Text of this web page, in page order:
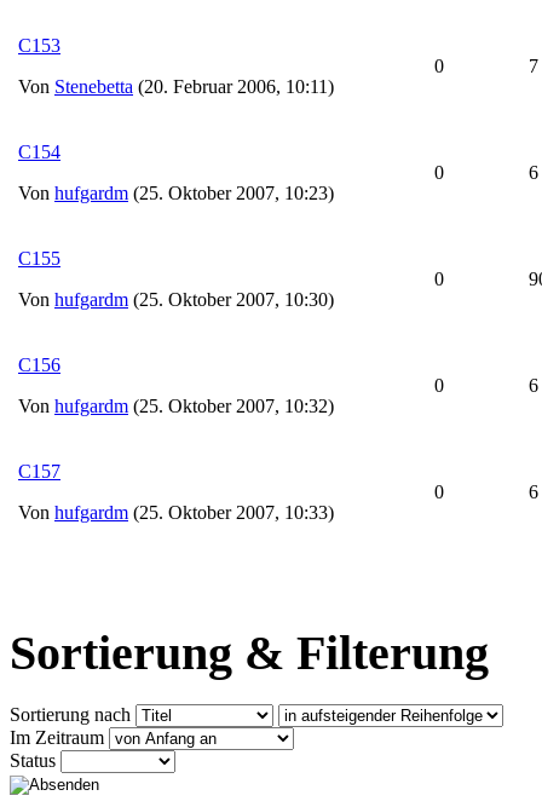
C153
Von Stenebetta (20. Februar 2006, 10:11)
0
C154
Von hufgardm (25. Oktober 2007, 10:23)
0 6
C155
Von hufgardm (25. Oktober 2007, 10:30)
0
C156
Von hufgardm (25. Oktober 2007, 10:32)
0 6
C157
Von hufgardm (25. Oktober 2007, 10:33)
0 6
Sortierung & Filterung
Sortierung nach
Im Zeitraum
Status